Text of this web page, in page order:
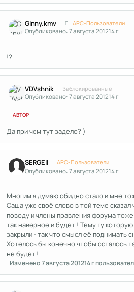
Ginny.kmv APC-Пользователи
Опубликовано:7 августа 201214 г
!?
VDVshnik Заблокированные
Опубликовано:7 августа 201214 г
АВТОР
Да при чем тут задело? )
SERGEII APC-Пользователи
Опубликовано:7 августа 201214 г
Многим я думаю обидно стало и мне
Саша уже своё слово в той теме
поводу и члены правления форума
так наверное и будет ! Тему ту
закрыли - так что смысл её поднимать
Хотелось бы конечно чтобы осталось
не будет !
Изменено7 августа 201214 г